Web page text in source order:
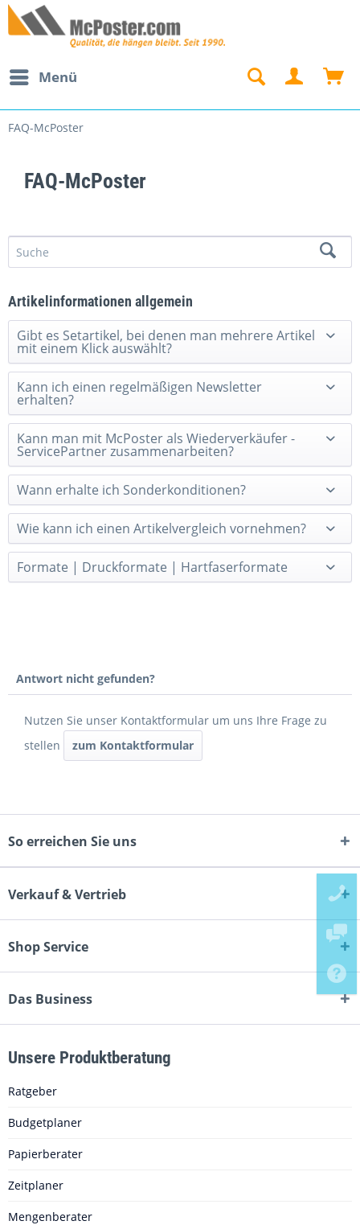
Menü
FAQ-McPoster
FAQ-McPoster
Artikelinformationen allgemein
Gibt es Setartikel, bei denen man mehrere Artikel
mit einem Klick auswählt?
Kann ich einen regelmäßigen Newsletter
erhalten?
Kann man mit McPoster als Wiederverkäufer -
ServicePartner zusammenarbeiten?
Wann erhalte ich Sonderkonditionen?
Wie kann ich einen Artikelvergleich vornehmen?
Formate | Druckformate | Hartfaserformate
Antwort nicht gefunden?
Nutzen Sie unser Kontaktformular um uns Ihre Frage zu
stellen
zum Kontaktformular
So erreichen Sie uns
Verkauf & Vertrieb
Shop Service
Das Business
Unsere Produktberatung
Ratgeber
Budgetplaner
Papierberater
Zeitplaner
Mengenberater